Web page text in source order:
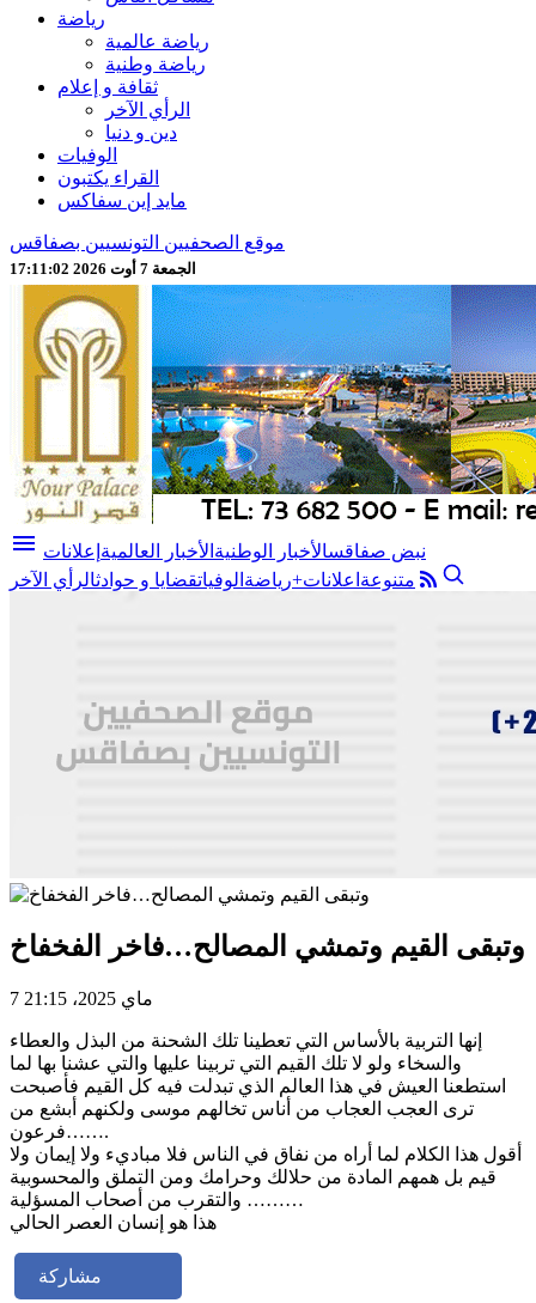
رياضة
رياضة عالمية
رياضة وطنية
ثقافة و إعلام
الرأي الآخر
دين و دنيا
الوفيات
القراء يكتبون
مايد إين سفاكس
موقع الصحفيين التونسيين بصفاقس
الجمعة 7 أوت 2026 17:11:04
menu نبض صفاقسالأخبار الوطنية الأخبار العالمية إعلانات
متنوعة اعلانات+رياضة الوفياتقضايا و حوادثالرأي الآخر
وتبقى القيم وتمشي المصالح…فاخر الفخفاخ
7 ماي 2025، 21:15
إنها التربية بالأساس التي تعطينا تلك الشحنة من البذل والعطاء
والسخاء ولو لا تلك القيم التي تربينا عليها والتي عشنا بها لما
استطعنا العيش في هذا العالم الذي تبدلت فيه كل القيم فأصبحت
ترى العجب العجاب من أناس تخالهم موسى ولكنهم أبشع من
فرعون…….
أقول هذا الكلام لما أراه من نفاق في الناس فلا مباديء ولا إيمان ولا
قيم بل همهم المادة من حلالك وحرامك ومن التملق والمحسوبية
والتقرب من أصحاب المسؤلية ………
هذا هو إنسان العصر الحالي
مشاركة